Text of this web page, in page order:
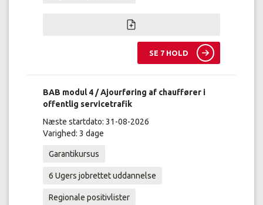
SE 7 HOLD
BAB modul 4 / Ajourføring af chauffører i
offentlig servicetrafik
Garantikursus
6 Ugers jobrettet uddannelse
Regionale positivlister
Næste startdato: 31-08-2026
Varighed: 3 dage